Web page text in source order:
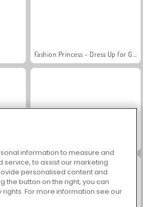
information to measure and
service, to assist our marketing
personalised content and
the button on the right, you can
For more information see our